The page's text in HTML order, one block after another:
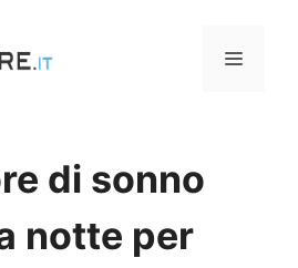
MENU
di sonno
notte per